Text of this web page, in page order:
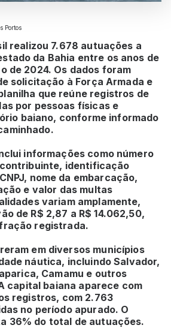
Portos
realizou 7.678 autuações a
da Bahia entre os anos de
de 2024. Os dados foram
solicitação à Força Armada e
que reúne registros de
por pessoas físicas e
baiano, conforme informado
informações como número
identificação
nome da embarcação,
e valor das multas
variam amplamente,
de R$ 2,87 a R$ 14.062,50,
registrada.
em diversos municípios
náutica, incluindo Salvador,
Camamu e outros
capital baiana aparece com
registros, com 2.763
no período apurado. O
36% do total de autuações.